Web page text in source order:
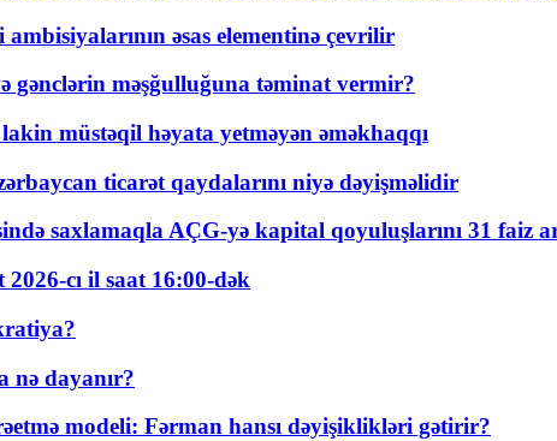
əsas elementinə çevrilir
gənclərin məşğulluğuna təminat vermir?
müstəqil həyata yetməyən əməkhaqqı
ticarət qaydalarını niyə dəyişməlidir
saxlamaqla AÇG-yə kapital qoyuluşlarını 31 faiz
cı il saat 16:00-dək
nə dayanır?
modeli: Fərman hansı dəyişiklikləri gətirir?